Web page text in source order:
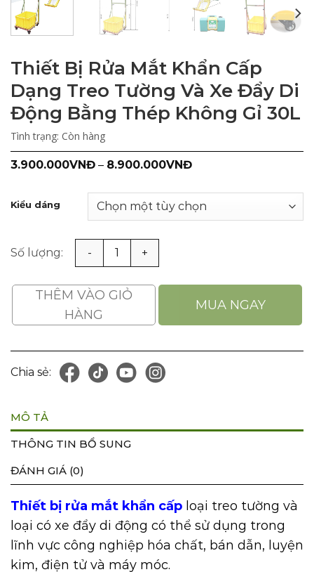
Thiết Bị Rửa Mắt Khẩn Cấp
Dạng Treo Tường Và Xe Đẩy Di
Động Bằng Thép Không Gỉ 30L
Tình trạng: Còn hàng
3.900.000VNĐ – 8.900.000VNĐ
Kiểu dáng
Thiết Bị Rửa Mắt Khẩn Cấp Dạng Treo Tường Và Xe
THÊM VÀO GIỎ
HÀNG
MUA NGAY
Chia sẻ:
MÔ TẢ
THÔNG TIN BỔ SUNG
ĐÁNH GIÁ (0)
Thiết bị rửa mắt khẩn cấp loại treo tường và
loại có xe đẩy di động có thể sử dụng trong
lĩnh vực công nghiệp hóa chất, bán dẫn, luyện
kim, điện tử và máy móc.